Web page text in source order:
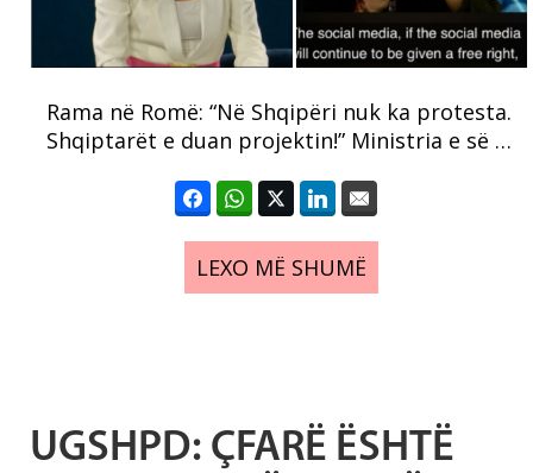
Rama në Romë: “Në Shqipëri nuk ka protesta.
Shqiptarët e duan projektin!” Ministria e së …
LEXO MË SHUMË
UGSHPD: ÇFARË ËSHTË